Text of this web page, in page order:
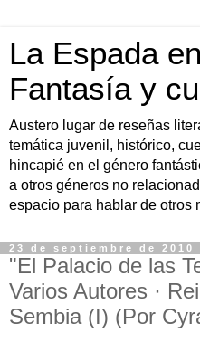
La Espada
Fantasía y
Austero lugar de reseñas
temática juvenil, histórico,
hincapié en el género
a otros géneros no
espacio para hablar de otros
23 de septiembre de 2010
"El Palacio de las
Varios Autores ·
Sembia (I) (Por